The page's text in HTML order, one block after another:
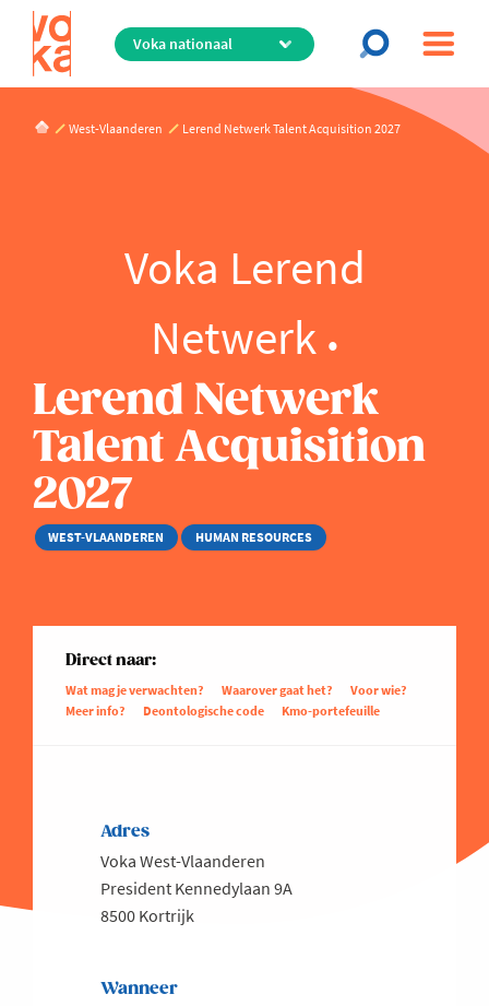
Overslaan
de
inhoud
West-Vlaanderen Lerend Netwerk Talent Acquisition 2027
Voka Lerend
Netwerk
Lerend Netwerk
Talent Acquisition
2027
WEST-VLAANDEREN HUMAN RESOURCES
Direct naar:
Wat mag je verwachten? Waarover gaat het?
Voor wie?
Meer info?
Deontologische code Kmo-portefeuille
Adres
Voka West-Vlaanderen
President Kennedylaan 9A
8500 Kortrijk
Wanneer